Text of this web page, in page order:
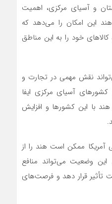
و آسیای مرکزی، اهمیت
هند این امکان را می‌دهد که
کالاهای خود را به این مناطق
نقش مهمی در تجارت و
آسیای مرکزی ایفا
با این کشورها و افزایش
آمریکا ممکن است هند را از
این وضعیت می‌تواند منافع
تأثیر قرار دهد و فرصت‌های